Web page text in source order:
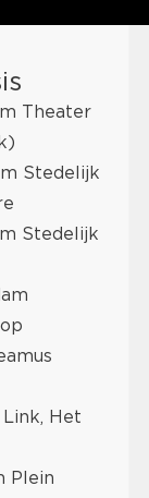
Theater
Stedelijk
Stedelijk
Het
Plein